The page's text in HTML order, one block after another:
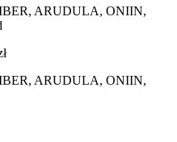
ARUDULA, ONIIN,
ARUDULA, ONIIN,